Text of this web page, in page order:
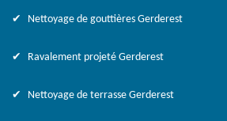
Nettoyage de gouttières Gerderest
Ravalement projeté Gerderest
Nettoyage de terrasse Gerderest